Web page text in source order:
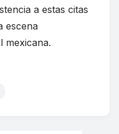
a estas citas
escena
mexicana.